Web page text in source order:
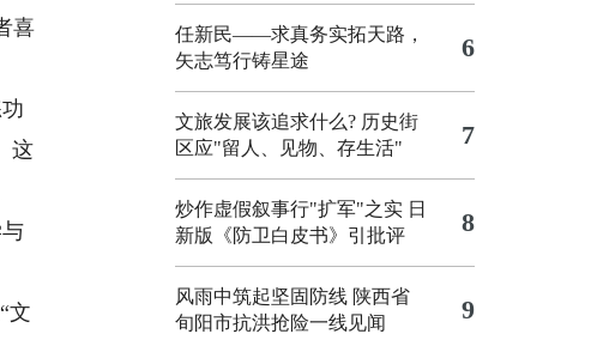
喜
这
文
任新民——求真务实拓天路，
矢志笃行铸星途
6
文旅发展该追求什么? 历史街
区应"留人、见物、存生活"
7
炒作虚假叙事行"扩军"之实 日
新版《防卫白皮书》引批评
8
风雨中筑起坚固防线 陕西省
旬阳市抗洪抢险一线见闻
9